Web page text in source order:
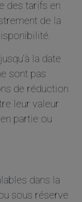
des tarifs en
de la
la date
sont pas
de réduction
leur valeur
partie ou
dans la
sous réserve